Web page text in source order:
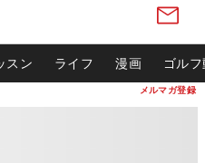
メルマガ登録
スン ライフ 漫画 ゴル